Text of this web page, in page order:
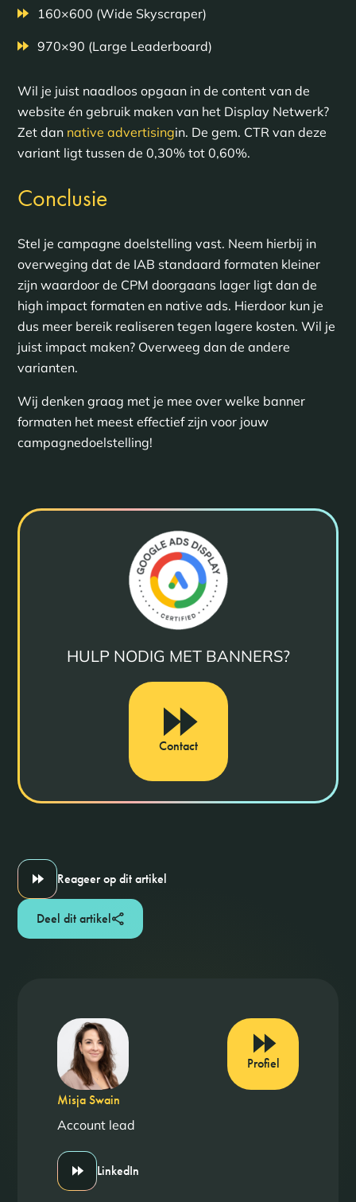
160×600 (Wide Skyscraper)
970×90 (Large Leaderboard)
Wil je juist naadloos opgaan in de content van de
website én gebruik maken van het Display Netwerk?
Zet dan native advertisingin. De gem. CTR van deze
variant ligt tussen de 0,30% tot 0,60%.
Conclusie
Stel je campagne doelstelling vast. Neem hierbij in
overweging dat de IAB standaard formaten kleiner
zijn waardoor de CPM doorgaans lager ligt dan de
high impact formaten en native ads. Hierdoor kun je
dus meer bereik realiseren tegen lagere kosten. Wil je
juist impact maken? Overweeg dan de andere
varianten.
Wij denken graag met je mee over welke banner
formaten het meest effectief zijn voor jouw
campagnedoelstelling!
HULP NODIG MET BANNERS?
Contact
Reageer op dit artikel
Deel dit artikel
Misja Swain
Account lead
LinkedIn
Profiel